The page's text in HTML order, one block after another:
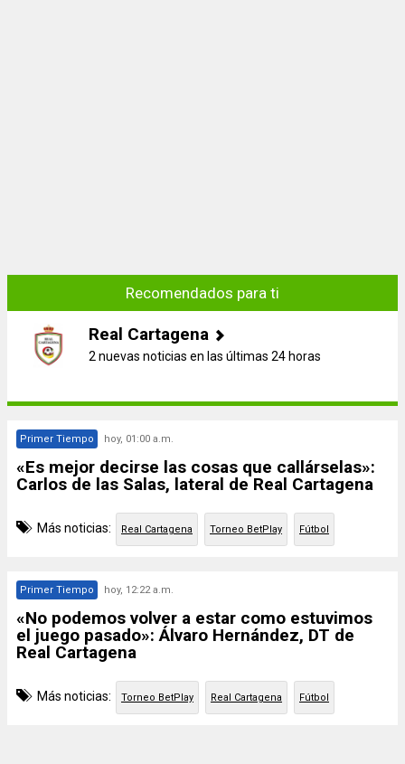
Recomendados para ti
Real Cartagena
2 nuevas noticias en las últimas 24 horas
Primer Tiempo hoy, 01:00 a.m.
«Es mejor decirse las cosas que callárselas»:
Carlos de las Salas, lateral de Real Cartagena
Más noticias: Real Cartagena Torneo BetPlay Fútbol
Primer Tiempo hoy, 12:22 a.m.
«No podemos volver a estar como estuvimos
el juego pasado»: Álvaro Hernández, DT de
Real Cartagena
Más noticias: Torneo BetPlay Real Cartagena Fútbol